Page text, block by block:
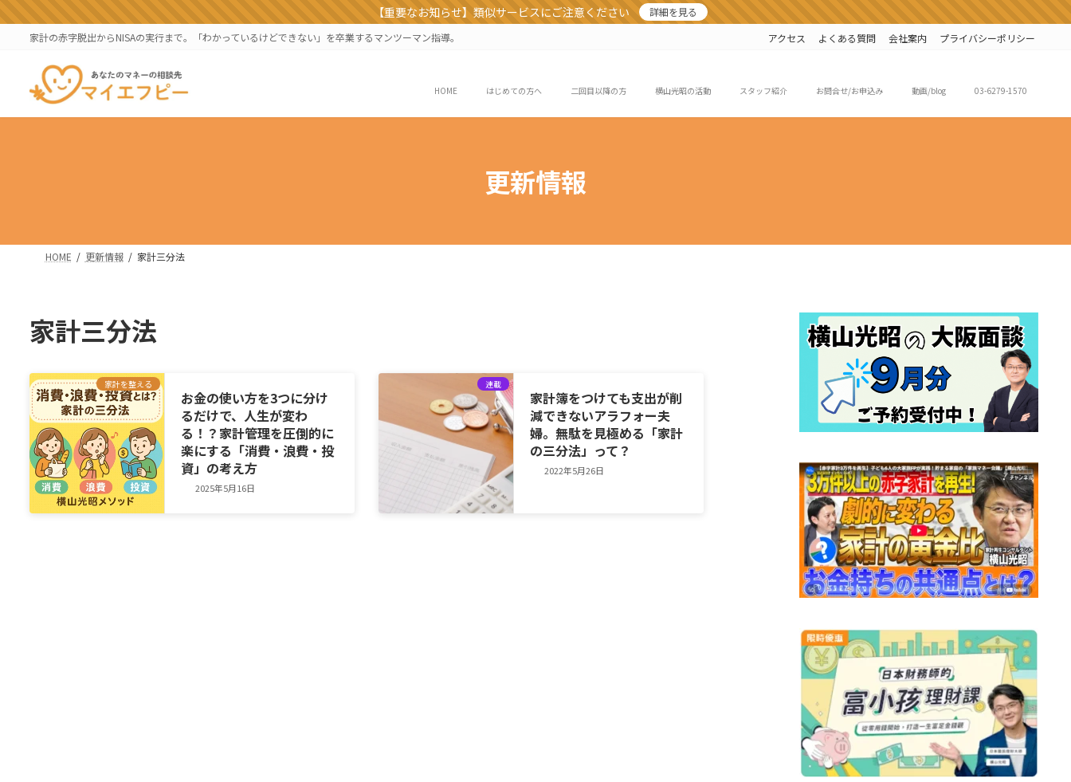
ン
ス
ビ
ン
【重要なお知らせ】類似サービスにご注意ください
詳細を見る
家計の赤字脱出からNISAの実行まで。「わかっているけどできない」を卒業するマンツーマン指導。
アクセス よくある質問 会社案内 プライバシーポリシー
HOME はじめての方へ 二回目以降の方 横山光昭の活動 スタッフ紹介 お問合せ/お申込み 動画/blog 03-6279-1570
更新情報
HOME 更新情報 家計三分法
家計三分法
家計を整える
お金の使い方を3つに分け
るだけで、人生が変わ
る！？家計管理を圧倒的に
楽にする「消費・浪費・投
資」の考え方
2025年5月16日
連載
家計簿をつけても支出が削
減できないアラフォー夫
婦。無駄を見極める「家計
の三分法」って？
2022年5月26日